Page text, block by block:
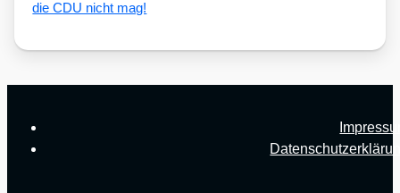
die CDU nicht mag!